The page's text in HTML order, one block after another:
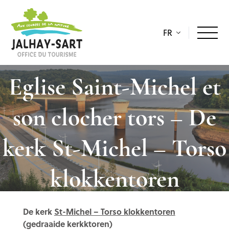
FR
Eglise Saint-Michel et
son clocher tors – De
kerk St-Michel – Torso
klokkentoren
De kerk St-Michel – Torso klokkentoren
(gedraaide kerkktoren)